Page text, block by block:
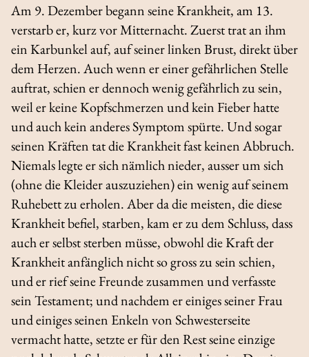
Am 9. Dezember begann seine Krankheit, am 13.
verstarb er, kurz vor Mitternacht. Zuerst trat an ihm
ein Karbunkel auf, auf seiner linken Brust, direkt über
dem Herzen. Auch wenn er einer gefährlichen Stelle
auftrat, schien er dennoch wenig gefährlich zu sein,
weil er keine Kopfschmerzen und kein Fieber hatte
und auch kein anderes Symptom spürte. Und sogar
seinen Kräften tat die Krankheit fast keinen Abbruch.
Niemals legte er sich nämlich nieder, ausser um sich
(ohne die Kleider auszuziehen) ein wenig auf seinem
Ruhebett zu erholen. Aber da die meisten, die diese
Krankheit befiel, starben, kam er zu dem Schluss, dass
auch er selbst sterben müsse, obwohl die Kraft der
Krankheit anfänglich nicht so gross zu sein schien,
und er rief seine Freunde zusammen und verfasste
sein Testament; und nachdem er einiges seiner Frau
und einiges seinen Enkeln von Schwesterseite
vermacht hatte, setzte er für den Rest seine einzige